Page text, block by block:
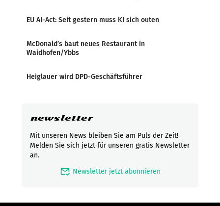
EU AI-Act: Seit gestern muss KI sich outen
McDonald’s baut neues Restaurant in
Waidhofen/Ybbs
Heiglauer wird DPD-Geschäftsführer
newsletter
Mit unseren News bleiben Sie am Puls der Zeit!
Melden Sie sich jetzt für unseren gratis Newsletter
an.
mark_email_read Newsletter jetzt abonnieren